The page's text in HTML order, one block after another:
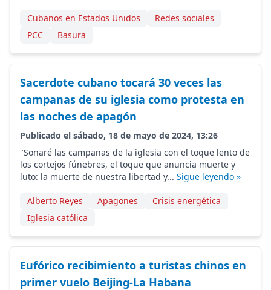
Cubanos en Estados Unidos
Redes sociales
PCC
Basura
Sacerdote cubano tocará 30 veces las
campanas de su iglesia como protesta en
las noches de apagón
Publicado el sábado, 18 de mayo de 2024, 13:26
"Sonaré las campanas de la iglesia con el toque lento de
los cortejos fúnebres, el toque que anuncia muerte y
luto: la muerte de nuestra libertad y... Sigue leyendo »
Alberto Reyes Apagones
Crisis energética
Iglesia católica
Eufórico recibimiento a turistas chinos en
primer vuelo Beijing-La Habana